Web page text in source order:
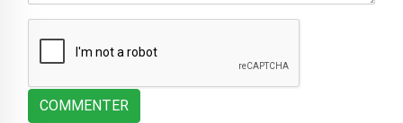
COMMENTER